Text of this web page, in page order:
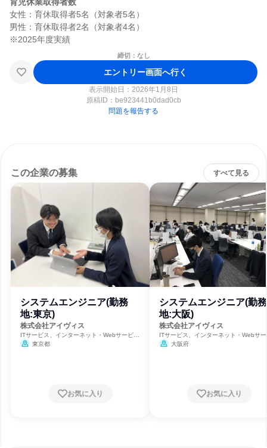
女性：育休取得者5名（対象者5名）
男性：育休取得者2名（対象者4名）
締切：なし
エントリー画面へ行く
表示開始日：2026年1月8日
原稿ID： be923441b0dad0cb
問題を報告する
この企業の募集 すべて見る
システムエンジニア(勤務
地:東京)
株式会社アイヴィス
ITサービス、インターネット・Webサービ
ス、ソフトウェア開発
東京都
お気に入り
システムエンジニア(勤務
地:大阪)
株式会社アイヴィス
ITサービス、インターネット・Webサ
ス、ソフトウェア開発
大阪府
お気に入り